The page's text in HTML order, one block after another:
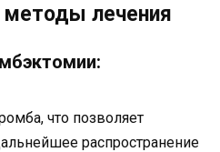
лечения
что позволяет
распространение